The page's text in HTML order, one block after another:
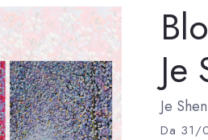
Je
Je Shen
Da